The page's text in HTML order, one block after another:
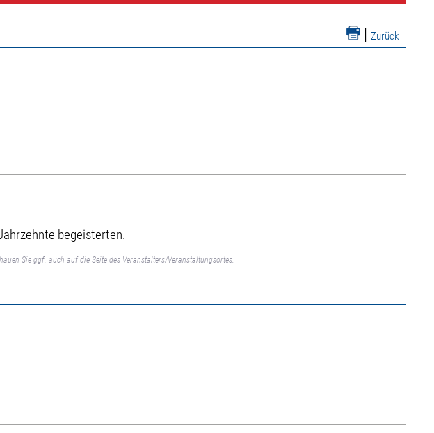
| Zurück
begeisterten.
Sie ggf. auch auf die Seite des Veranstalters/Veranstaltungsortes.